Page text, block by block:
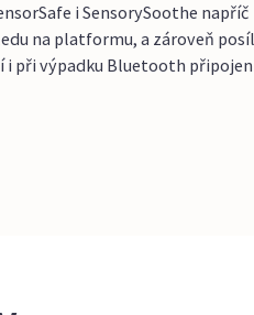
i SensorySoothe napříč
na platformu, a zároveň
i při výpadku Bluetooth